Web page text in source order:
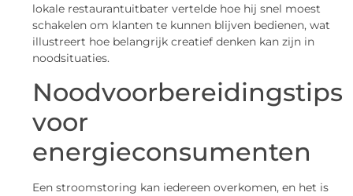
lokale restaurantuitbater vertelde hoe hij snel moest
schakelen om klanten te kunnen blijven bedienen, wat
illustreert hoe belangrijk creatief denken kan zijn in
noodsituaties.
Noodvoorbereidingstips
voor
energieconsumenten
Een stroomstoring kan iedereen overkomen, en het is